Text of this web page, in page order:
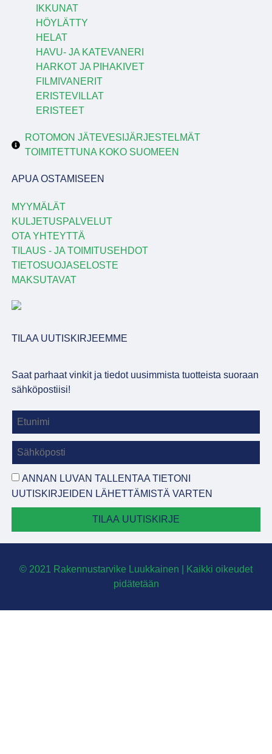
IKKUNAT
HÖYLÄTTY
HELAT
HAVU- JA KATEVANERI
HARKOT JA PIHAKIVET
FILMIVANERIT
ERISTEVILLAT
ERISTEET
ROTOMON JÄTEVESIJÄRJESTELMÄT
TOIMITETTUNA KOKO SUOMEEN
APUA OSTAMISEEN
MYYMÄLÄT
KULJETUSPALVELUT
OTA YHTEYTTÄ
TILAUS - JA TOIMITUSEHDOT
TIETOSUOJASELOSTE
MAKSUTAVAT
TILAA UUTISKIRJEEMME
Saat parhaat vinkit ja tiedot uusimmista tuotteista suoraan
sähköpostiisi!
ANNAN LUVAN TALLENTAA TIETONI
UUTISKIRJEIDEN LÄHETTÄMISTÄ VARTEN
TILAA UUTISKIRJE
© 2021 Rakennustarvike Luukkainen | Kaikki oikeudet
pidätetään